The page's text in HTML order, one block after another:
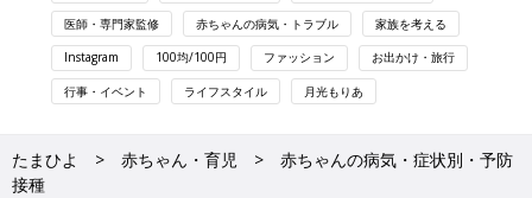
医師・専門家監修 赤ちゃんの病気・トラブル 家族を考える
Instagram 100均/100円 ファッション お出かけ・旅行
行事・イベント ライフスタイル 月光もりあ
たまひよ 赤ちゃん・育児
赤ちゃんの病気・症状別・予防
接種